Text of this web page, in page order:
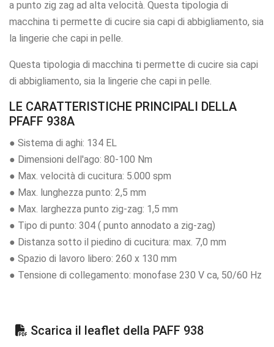
a punto zig zag ad alta velocità. Questa tipologia di
macchina ti permette di cucire sia capi di abbigliamento, sia
la lingerie che capi in pelle.
Questa tipologia di macchina ti permette di cucire sia capi
di abbigliamento, sia la lingerie che capi in pelle.
LE CARATTERISTICHE PRINCIPALI DELLA
PFAFF 938A
● Sistema di aghi: 134 EL
● Dimensioni dell'ago: 80-100 Nm
● Max. velocità di cucitura: 5.000 spm
● Max. lunghezza punto: 2,5 mm
● Max. larghezza punto zig-zag: 1,5 mm
● Tipo di punto: 304 ( punto annodato a zig-zag)
● Distanza sotto il piedino di cucitura: max. 7,0 mm
● Spazio di lavoro libero: 260 x 130 mm
● Tensione di collegamento: monofase 230 V ca, 50/60 Hz
Scarica il leaflet della PAFF 938